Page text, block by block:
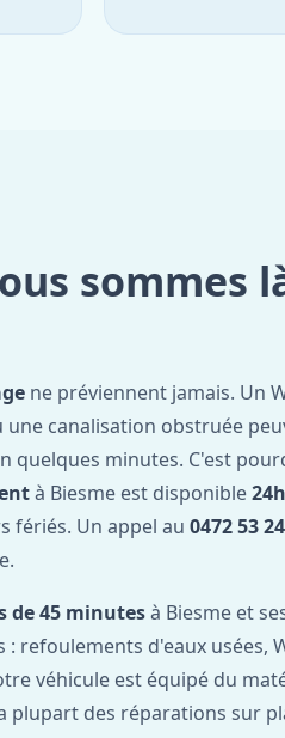
sommes
ne préviennent jamais. Un
canalisation obstruée
quelques minutes. C'est
à Biesme est disponible
fériés. Un appel au 0472 53
de 45 minutesà Biesme et
refoulements d'eaux usées,
véhicule est équipé du
plupart des réparations sur